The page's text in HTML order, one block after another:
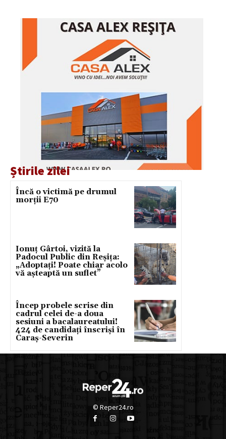
Știrile zilei
Încă o victimă pe drumul
morții E70
Ionuț Gârtoi, vizită la
Padocul Public din Reșița:
„Adoptați! Poate chiar acolo
vă așteaptă un suflet”
Încep probele scrise din
cadrul celei de-a doua
sesiuni a bacalaureatului!
424 de candidați înscriși în
Caraș-Severin
© Reper24.ro